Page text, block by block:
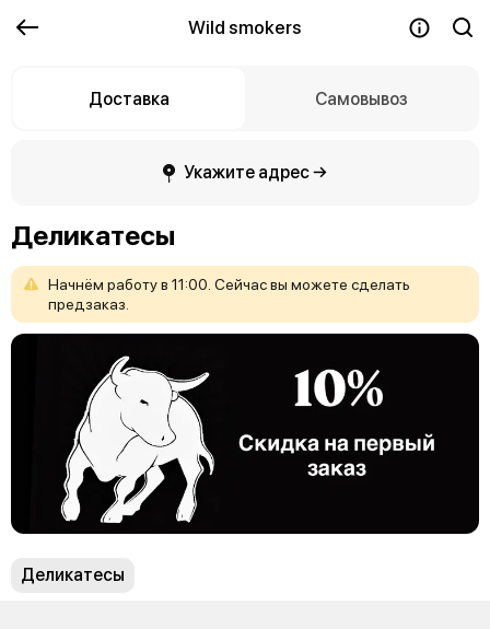
Wild smokers
Доставка Самовывоз
Укажите адрес →
Деликатесы
Начнём работув 11:00. Сейчасвы можете сделать
предзаказ.
Деликатесы